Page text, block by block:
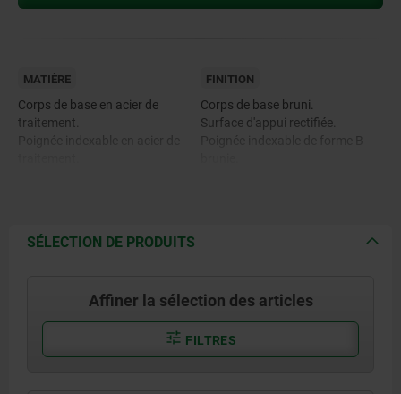
MATIÈRE
Corps de base en acier de
traitement.
FINITION
Corps de base bruni.
Surface d'appui rectifiée.
SÉLECTION DE PRODUITS
Affiner la sélection des articles
FILTRES